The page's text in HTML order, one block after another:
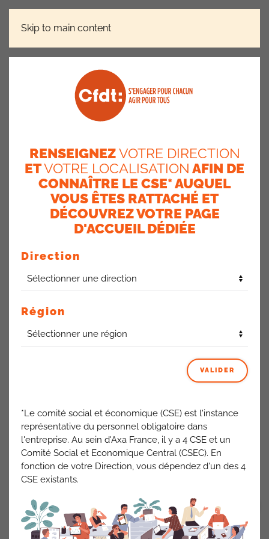
Skip to main content
ACTUALISATION DES « DISPOSITIONS
SPÉCIFIQUES AEP » DU GUIDE D’ÉTHIQUE ET DE
DÉONTOLOGIE D’AXA FRANCE
« dispositions spécifiques
AEP » du guide d’éthique
et de déontologie d’Axa
18 décembre 2025
Être désigné bénéficiaire du contrat d’assurance vie ou
du contrat prévoyance d’un client est une situation de
confits d’intérêts
La Direction souhaite que chaque commercial qui sait qu’il
est désigné comme bénéficiaire du contrat d’assurance vie
en informe sa hiérarchie ainsi
que le Correspondant Régional Conformité et Déontologie
afin que le consentement éclairé du souscripteur du contrat
La Cfdt insiste sur la confidentialité de ces données et
s’assurera que les enquêtes qui seront réalisées ne
soient pas à charge
ACTUALITÉS AXA FRANCE
VOIR TOUT
RENSEIGNEZVOTRE DIRECTION
ETVOTRE LOCALISATION AFIN DE
CONNAÎTRE LE CSE* AUQUEL
VOUS ÊTES RATTACHÉ ET
DÉCOUVREZ VOTRE PAGE
D'ACCUEIL DÉDIÉE
Direction
Région
VALIDER
*Le comité social et économique (CSE) est l'instance
représentative du personnel obligatoire dans
l'entreprise. Au sein d'Axa France, il y a 4 CSE et un
Comité Social et Economique Central (CSEC). En
fonction de votre Direction, vous dépendez d'un des 4
CSE existants.